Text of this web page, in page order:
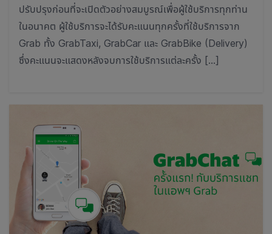
ปรับปรุงก่อนที่จะเปิดตัวอย่างสมบูรณ์เพื่อผู้ใช้บริการทุกท่าน
ในอนาคต ผู้ใช้บริการจะได้รับคะแนนทุกครั้งที่ใช้บริการจาก
Grab ทั้ง GrabTaxi, GrabCar และ GrabBike (Delivery)
ซึ่งคะแนนจะแสดงหลังจบการใช้บริการแต่ละครั้ง […]